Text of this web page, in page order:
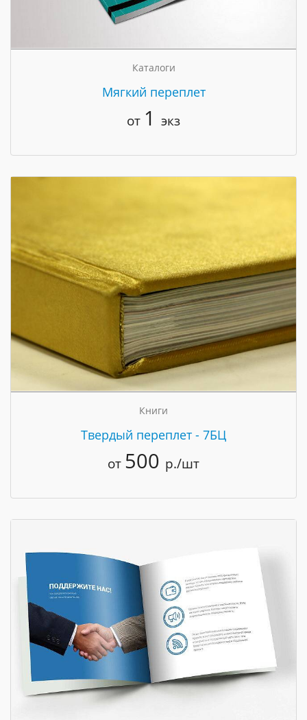
Каталоги
Мягкий переплет
от 1 экз
Книги
Твердый переплет - 7БЦ
от 500 р./шт